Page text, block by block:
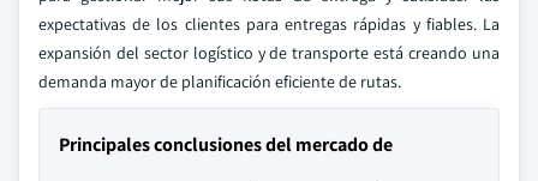
expectativas de los clientes para entregas rápidas y fiables. La
expansión del sector logístico y de transporte está creando una
demanda mayor de planificación eficiente de rutas.
Principales conclusiones del mercado de